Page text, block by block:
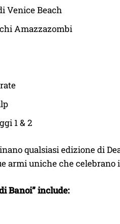
Venice Beach
Amazzazombi
1 & 2
qualsiasi edizione di
armi uniche che
Banoi” include: